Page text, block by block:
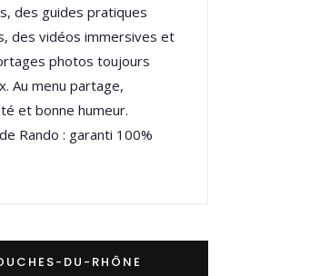
des guides pratiques
des vidéos immersives et
photos toujours
Au menu partage,
et bonne humeur.
Rando : garanti 100%
DU-RHÔNE